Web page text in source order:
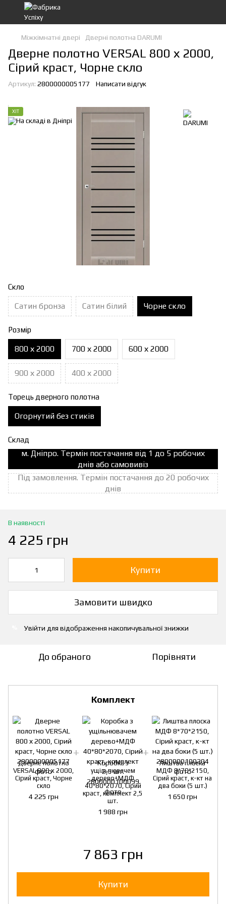
Міжкімнатні двері Дверні полотна DARUMI
Дверне полотно VERSAL 800 х 2000,
Сірий краст, Чорне скло
Артикул: 2800000005177 Написати відгук
ХІТ
Скло
Сатин бронза Сатин білий Чорне скло
Розмір
800 х 2000 700 х 2000 600 х 2000
900 х 2000 400 х 2000
Торець дверного полотна
Огорнутий без стиків
Склад
м. Дніпро. Термін постачання від 1 до 5 робочих
днів або самовивіз
Під замовлення. Термін постачання до 20 робочих
днів
В наявності
4 225 грн
Купити
Замовити швидко
Увійти для відображення накопичувальної знижки
До обраного Порівняти
Комплект
Дверне полотно
VERSAL 800 х 2000,
Сірий краст, Чорне
скло
4 225 грн
Коробка з
ущільнювачем
дерево+МДФ
40*80*2070, Сірий
краст, комплект 2,5
шт.
1 988 грн
Лиштва плоска
МДФ 8*70*2150,
Сірий краст, к-кт на
два боки (5 шт.)
1 650 грн
7 863 грн
Купити